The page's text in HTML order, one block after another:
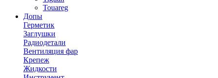
Touareg
Допы
Герметик
Заглушки
Радиодетали
Вентиляция фар
Крепеж
Жидкости